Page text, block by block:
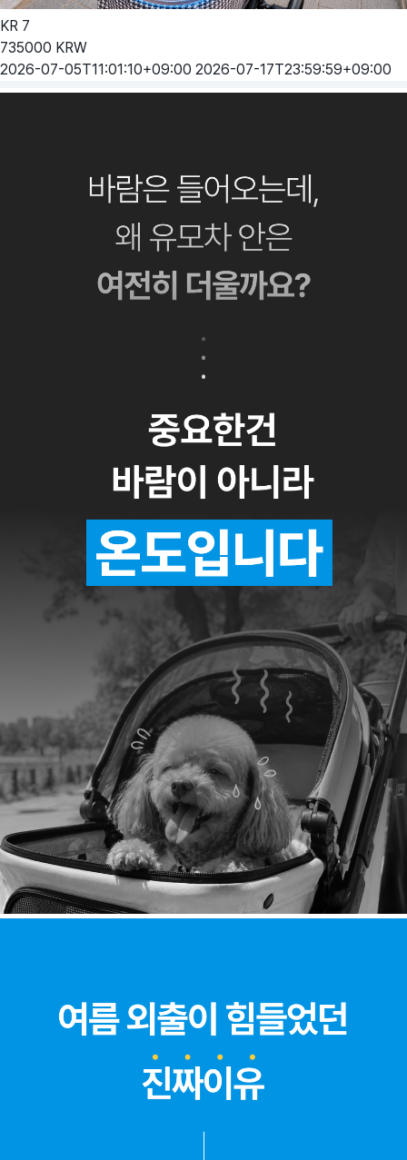
KR 7
735000 KRW
2026-07-05T11:01:10+09:00 2026-07-17T23:59:59+09:00